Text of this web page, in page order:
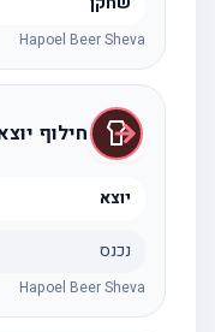
Hapoel Beer Sheva
חילוף יוצא
יוצא
נכנס
Hapoel Beer Sheva